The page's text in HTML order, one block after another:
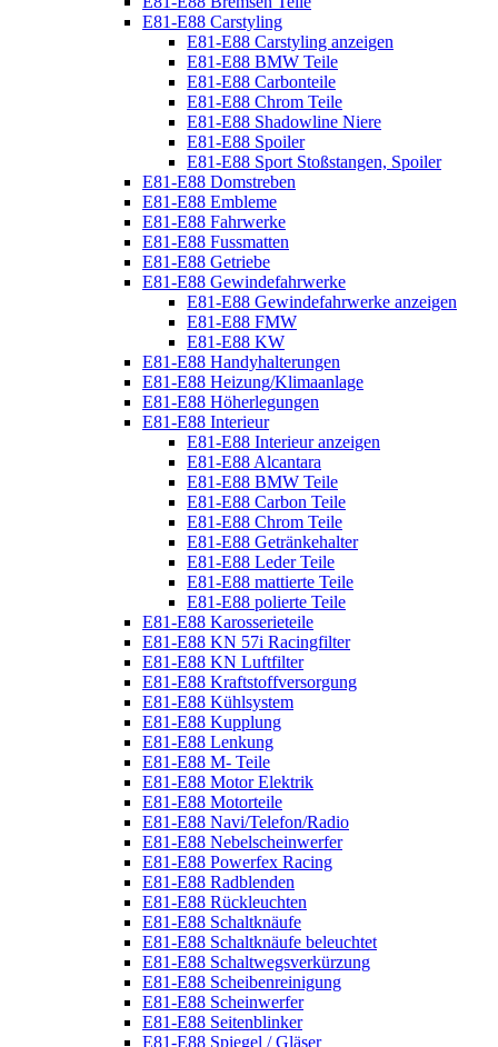
E81-E88 Carstyling
E81-E88 Carstyling anzeigen
E81-E88 BMW Teile
E81-E88 Carbonteile
E81-E88 Chrom Teile
E81-E88 Shadowline Niere
E81-E88 Spoiler
E81-E88 Sport Stoßstangen, Spoiler
E81-E88 Domstreben
E81-E88 Embleme
E81-E88 Fahrwerke
E81-E88 Fussmatten
E81-E88 Getriebe
E81-E88 Gewindefahrwerke
E81-E88 Gewindefahrwerke anzeigen
E81-E88 FMW
E81-E88 KW
E81-E88 Handyhalterungen
E81-E88 Heizung/Klimaanlage
E81-E88 Höherlegungen
E81-E88 Interieur
E81-E88 Interieur anzeigen
E81-E88 Alcantara
E81-E88 BMW Teile
E81-E88 Carbon Teile
E81-E88 Chrom Teile
E81-E88 Getränkehalter
E81-E88 Leder Teile
E81-E88 mattierte Teile
E81-E88 polierte Teile
E81-E88 Karosserieteile
E81-E88 KN 57i Racingfilter
E81-E88 KN Luftfilter
E81-E88 Kraftstoffversorgung
E81-E88 Kühlsystem
E81-E88 Kupplung
E81-E88 Lenkung
E81-E88 M- Teile
E81-E88 Motor Elektrik
E81-E88 Motorteile
E81-E88 Navi/Telefon/Radio
E81-E88 Nebelscheinwerfer
E81-E88 Powerfex Racing
E81-E88 Radblenden
E81-E88 Rückleuchten
E81-E88 Schaltknäufe
E81-E88 Schaltknäufe beleuchtet
E81-E88 Schaltwegsverkürzung
E81-E88 Scheibenreinigung
E81-E88 Scheinwerfer
E81-E88 Seitenblinker
E81-E88 Spiegel / Gläser